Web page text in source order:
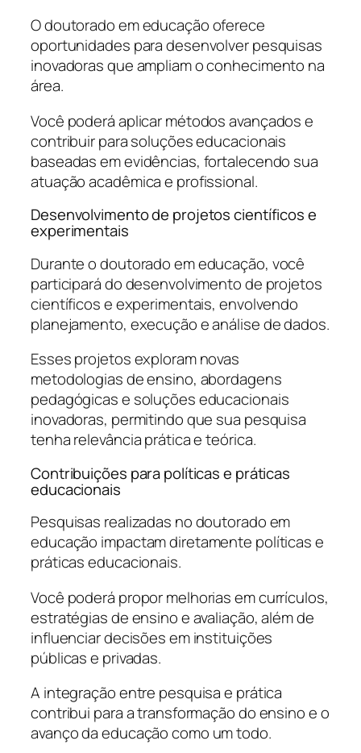
O doutorado em educação oferece
oportunidades para desenvolver pesquisas
inovadoras que ampliam o conhecimento na
área.
Você poderá aplicar métodos avançados e
contribuir para soluções educacionais
baseadas em evidências, fortalecendo sua
atuação acadêmica e profissional.
Desenvolvimento de projetos científicos e
experimentais
Durante o doutorado em educação, você
participará do desenvolvimento de projetos
científicos e experimentais, envolvendo
planejamento, execução e análise de dados.
Esses projetos exploram novas
metodologias de ensino, abordagens
pedagógicas e soluções educacionais
inovadoras, permitindo que sua pesquisa
tenha relevância prática e teórica.
Contribuições para políticas e práticas
educacionais
Pesquisas realizadas no doutorado em
educação impactam diretamente políticas e
práticas educacionais.
Você poderá propor melhorias em currículos,
estratégias de ensino e avaliação, além de
influenciar decisões em instituições
públicas e privadas.
A integração entre pesquisa e prática
contribui para a transformação do ensino e o
avanço da educação como um todo.